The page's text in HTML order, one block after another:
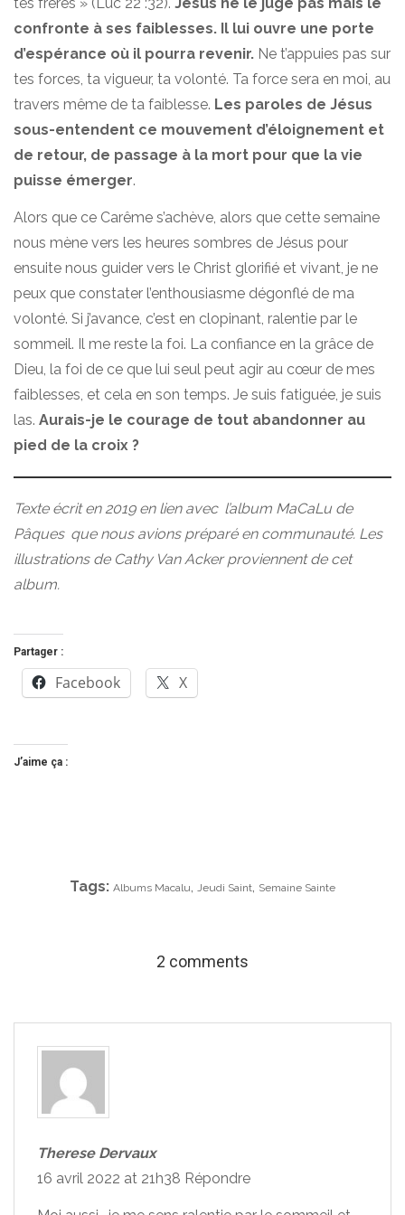
confronte à ses faiblesses. Il lui ouvre une porte
d’espérance où il pourra revenir. Ne t’appuies pas sur
tes forces, ta vigueur, ta volonté. Ta force sera en moi, au
travers même de ta faiblesse. Les paroles de Jésus
sous-entendent ce mouvement d’éloignement et
de retour, de passage à la mort pour que la vie
puisse émerger.
Alors que ce Carême s’achève, alors que cette semaine
nous mène vers les heures sombres de Jésus pour
ensuite nous guider vers le Christ glorifié et vivant, je ne
peux que constater l’enthousiasme dégonflé de ma
volonté. Si j’avance, c’est en clopinant, ralentie par le
sommeil. Il me reste la foi. La confiance en la grâce de
Dieu, la foi de ce que lui seul peut agir au cœur de mes
faiblesses, et cela en son temps. Je suis fatiguée, je suis
las. Aurais-je le courage de tout abandonner au
pied de la croix ?
Texte écrit en 2019 en lien avec l’album MaCaLu de
Pâques que nous avions préparé en communauté. Les
illustrations de Cathy Van Acker proviennent de cet
album.
Partager :
Facebook X
J’aime ça :
Tags: Albums Macalu, Jeudi Saint, Semaine Sainte
2 comments
Therese Dervaux
16 avril 2022 at 21h38 Répondre